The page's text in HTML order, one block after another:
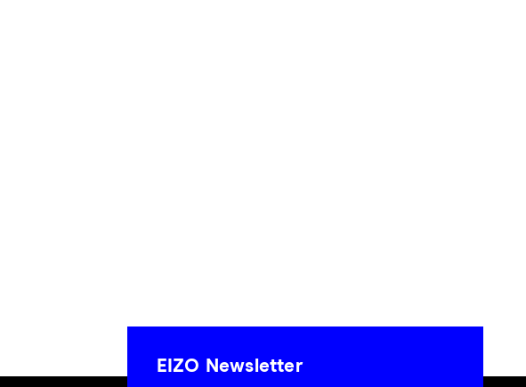
EIZO Newsletter